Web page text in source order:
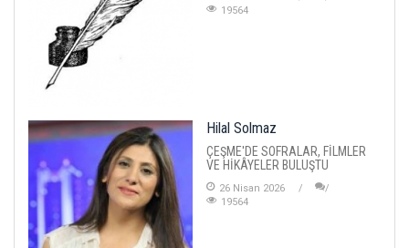
19564
Hilal Solmaz
ÇEŞME'DE SOFRALAR, FİLMLER
VE HİKÂYELER BULUŞTU
26 Nisan 2026
19564